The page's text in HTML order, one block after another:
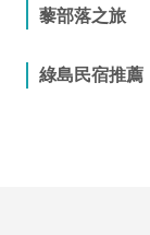
藜部落之旅
綠島民宿推薦